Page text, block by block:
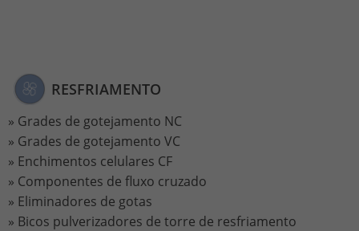
RESFRIAMENTO
Grades de gotejamento NC
Grades de gotejamento VC
Enchimentos celulares CF
Componentes de fluxo cruzado
Eliminadores de gotas
Bicos pulverizadores de torre de resfriamento